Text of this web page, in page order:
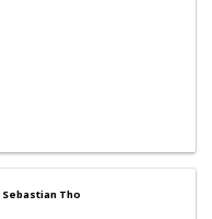
Sebastian Tho